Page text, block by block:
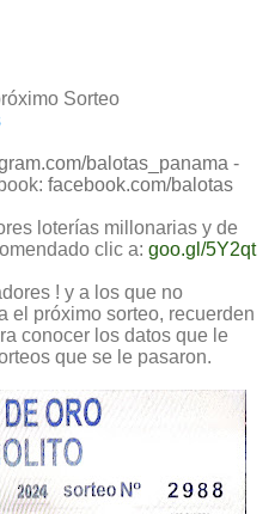
Sorteo
balotas_panama -
facebook.com/balotas
loterías millonarias y de
clic a: goo.gl/5Y2qt
! y a los que no
el próximo sorteo, recuerden
conocer los datos que le
que se le pasaron.